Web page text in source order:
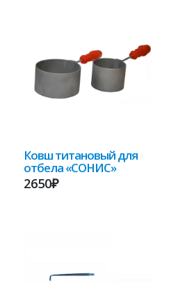
Ковш титановый для
отбела «СОНИС»
2650₽